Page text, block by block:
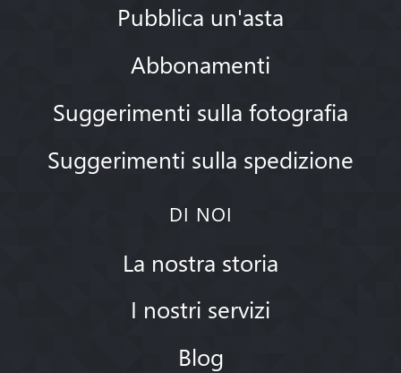
Pubblica un'asta
Abbonamenti
Suggerimenti sulla fotografia
Suggerimenti sulla spedizione
DI NOI
La nostra storia
I nostri servizi
Blog